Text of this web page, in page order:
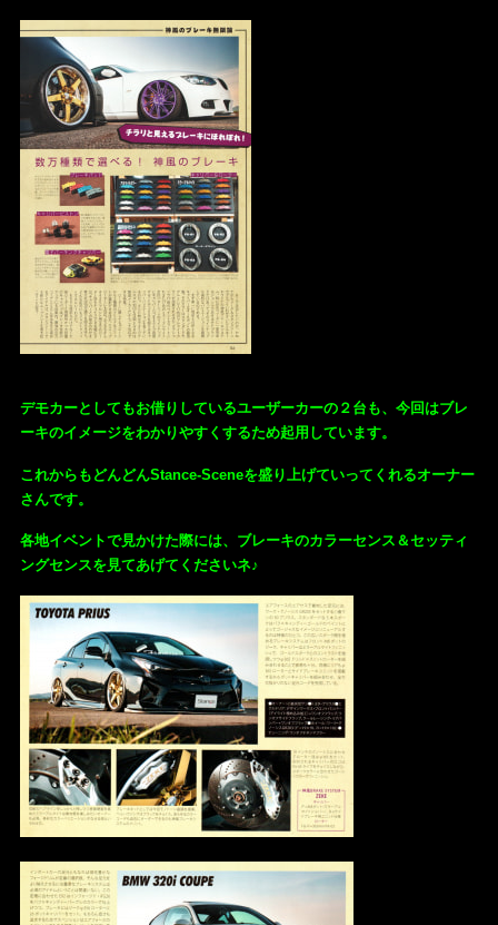
デモカーとしてもお借りしているユーザーカーの２台も、今回はブレ
ーキのイメージをわかりやすくするため起用しています。
これからもどんどんStance-Sceneを盛り上げていってくれるオーナー
さんです。
各地イベントで見かけた際には、ブレーキのカラーセンス＆セッティ
ングセンスを見てあげてくださいネ♪